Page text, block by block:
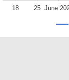
June
18 25